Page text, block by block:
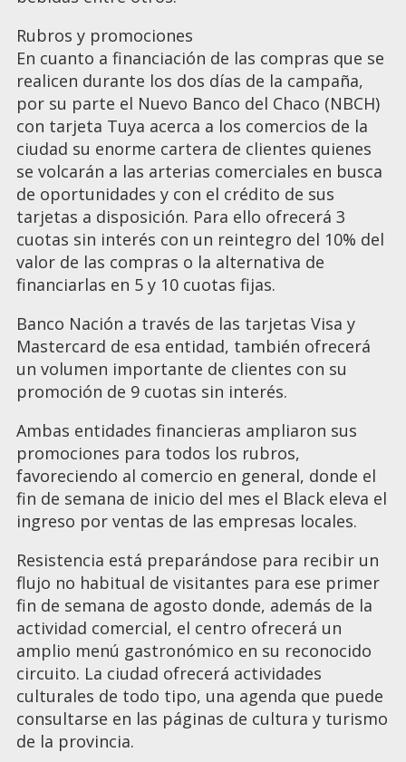
Rubros y promociones
En cuanto a financiación de las compras que se
realicen durante los dos días de la campaña,
por su parte el Nuevo Banco del Chaco (NBCH)
con tarjeta Tuya acerca a los comercios de la
ciudad su enorme cartera de clientes quienes
se volcarán a las arterias comerciales en busca
de oportunidades y con el crédito de sus
tarjetas a disposición. Para ello ofrecerá 3
cuotas sin interés con un reintegro del 10% del
valor de las compras o la alternativa de
financiarlas en 5 y 10 cuotas fijas.
Banco Nación a través de las tarjetas Visa y
Mastercard de esa entidad, también ofrecerá
un volumen importante de clientes con su
promoción de 9 cuotas sin interés.
Ambas entidades financieras ampliaron sus
promociones para todos los rubros,
favoreciendo al comercio en general, donde el
fin de semana de inicio del mes el Black eleva el
ingreso por ventas de las empresas locales.
Resistencia está preparándose para recibir un
flujo no habitual de visitantes para ese primer
fin de semana de agosto donde, además de la
actividad comercial, el centro ofrecerá un
amplio menú gastronómico en su reconocido
circuito. La ciudad ofrecerá actividades
culturales de todo tipo, una agenda que puede
consultarse en las páginas de cultura y turismo
de la provincia.